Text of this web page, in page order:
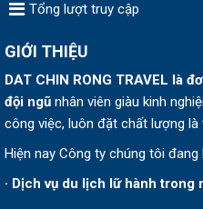
Tổng lượt truy cập
GIỚI THIỆU
DAT CHIN RONG TRAVEL là
đội ngũ nhân viên giàu kinh
công việc, luôn đặt chất lượng là
Hiện nay Công ty chúng tôi
· Dịch vụ du lịch lữ hành trong